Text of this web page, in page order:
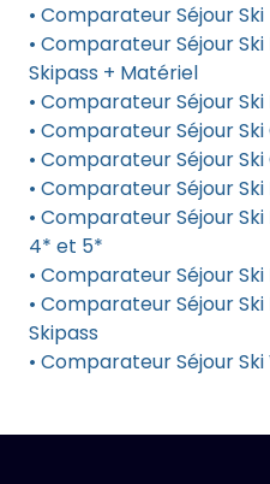
• Comparateur Séjour Ski
• Comparateur Séjour
Skipass + Matériel
• Comparateur Séjour
• Comparateur Séjour
• Comparateur Séjour
• Comparateur Séjour
• Comparateur Séjour
4* et 5*
• Comparateur Séjour
• Comparateur Séjour
Skipass
• Comparateur Séjour Ski